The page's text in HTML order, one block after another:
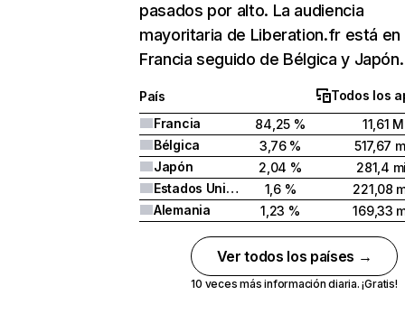
pasados por alto. La audiencia
mayoritaria de Liberation.fr está en
Francia seguido de Bélgica y Japón.
País
Todos los
Francia
84,25 %
11,61 M
Bélgica
3,76 %
517,67
Japón
2,04 %
281,4
Estados Unidos
1,6 %
221,08
Alemania
1,23 % 169,33
Ver todos los países →
10 veces más información diaria. ¡Gratis!